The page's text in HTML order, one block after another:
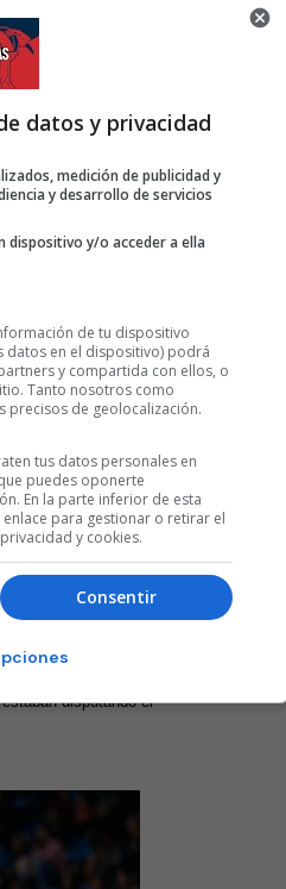
pasado verano hasta
experiencia en la
trata del pívot
y 2014, jugó una
las últimas dos
Artem
de baja tras el primer
pretemproada, en
disputando el
datos y privacidad
medición de publicidad y
y desarrollo de servicios
dispositivo y/o acceder a ella
de tu dispositivo
datos en el dispositivo) podrá
y compartida con ellos, o
Tanto nosotros como
precisos de geolocalización.
tus datos personales en
puedes oponerte
En la parte inferior de esta
para gestionar o retirar el
y cookies.
Consentir